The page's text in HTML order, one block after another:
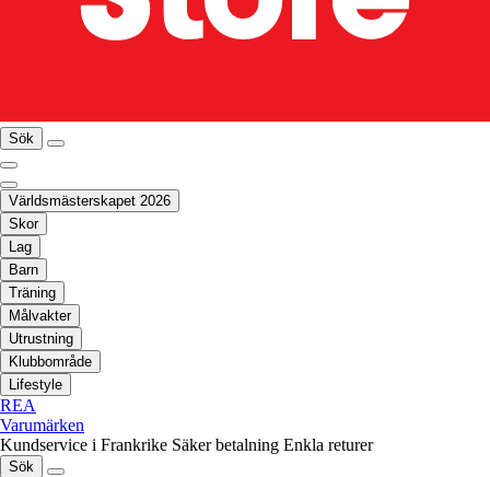
Sök
Världsmästerskapet 2026
Skor
Lag
Barn
Träning
Målvakter
Utrustning
Klubbområde
Lifestyle
REA
Varumärken
Kundservice i Frankrike Säker betalning Enkla returer
Sök